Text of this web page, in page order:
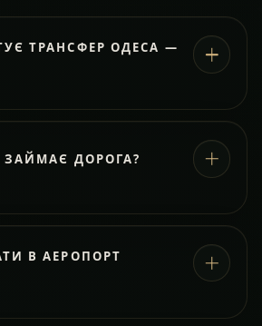
ТРАНСФЕР ОДЕСА —
ЗАЙМАЄ ДОРОГА?
В АЕРОПОРТ